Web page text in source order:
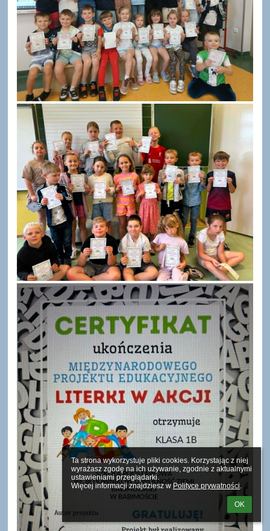
Ta strona wykorzystuje pliki cookies. Korzystając z niej
wyrażasz zgodę na ich używanie, zgodnie z aktualnymi
ustawieniami przeglądarki.
Więcej informacji znajdziesz w Polityce prywatności.
OK